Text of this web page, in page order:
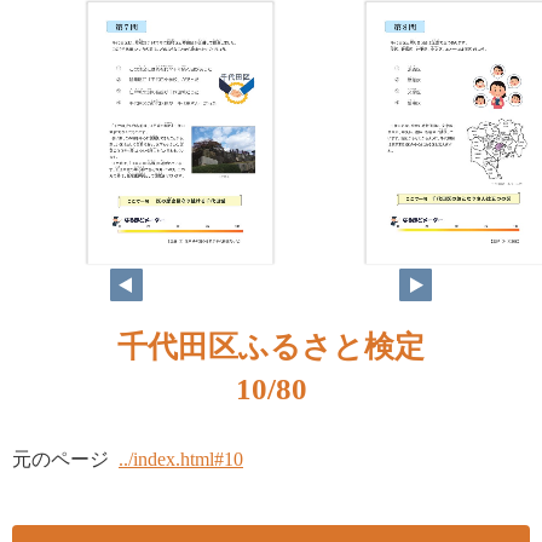
千代田区ふるさと検定
10/80
元のページ ../index.html#10